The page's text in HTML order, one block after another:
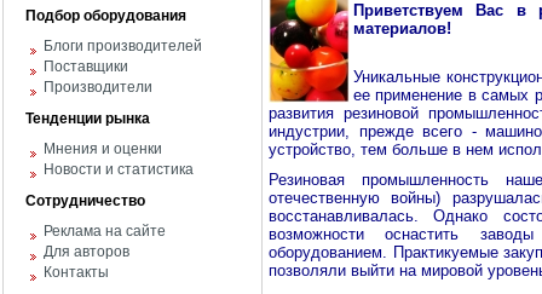
Подбор оборудования
Блоги производителей
Поставщики
Производители
Тенденции рынка
Мнения и оценки
Новости и статистика
Сотрудничество
Реклама на сайте
Для авторов
Контакты
Приветствуем Вас в
материалов!
Уникальные
ее применение в самых
развития резиновой
индустрии, прежде всего -
устройство, тем больше в нем
Резиновая промышленность
отечественную войны)
восстанавливалась. Однако
возможности оснастить
оборудованием. Практикуемые
позволяли выйти на мировой